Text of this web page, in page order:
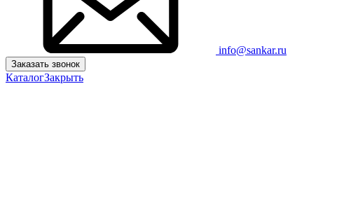
info@sankar.ru
Заказать звонок
КаталогЗакрыть